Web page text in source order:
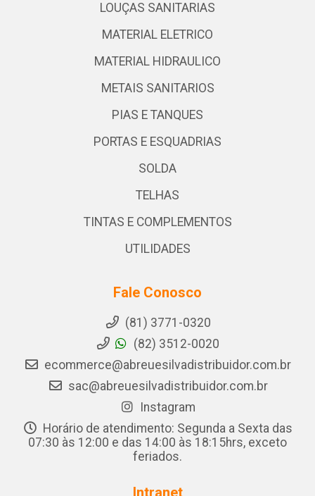
LOUÇAS SANITARIAS
MATERIAL ELETRICO
MATERIAL HIDRAULICO
METAIS SANITARIOS
PIAS E TANQUES
PORTAS E ESQUADRIAS
SOLDA
TELHAS
TINTAS E COMPLEMENTOS
UTILIDADES
Fale Conosco
(81) 3771-0320
(82) 3512-0020
ecommerce@abreuesilvadistribuidor.com.br
sac@abreuesilvadistribuidor.com.br
Instagram
Horário de atendimento: Segunda a Sexta das
07:30 às 12:00 e das 14:00 às 18:15hrs, exceto
feriados.
Intranet